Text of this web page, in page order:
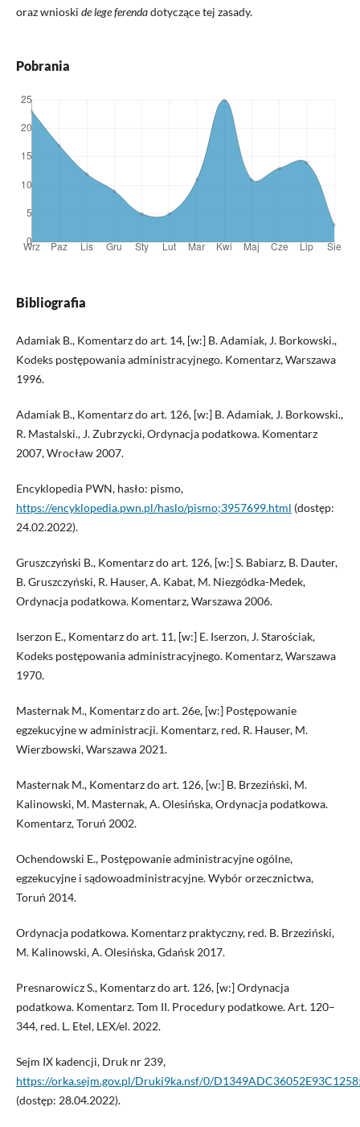
oraz wnioski de lege ferendadotyczące tej zasady.
Pobrania
Bibliografia
Adamiak B., Komentarz do art. 14, [w:] B. Adamiak, J. Borkowski.,
Kodeks postępowania administracyjnego. Komentarz, Warszawa
1996.
Adamiak B., Komentarz do art. 126, [w:] B. Adamiak, J. Borkowski.,
R. Mastalski., J. Zubrzycki, Ordynacja podatkowa. Komentarz
2007, Wrocław 2007.
Encyklopedia PWN, hasło: pismo,
https://encyklopedia.pwn.pl/haslo/pismo;3957699.html (dostęp:
24.02.2022).
Gruszczyński B., Komentarz do art. 126, [w:] S. Babiarz, B. Dauter,
B. Gruszczyński, R. Hauser, A. Kabat, M. Niezgódka-Medek,
Ordynacja podatkowa. Komentarz, Warszawa 2006.
Iserzon E., Komentarz do art. 11, [w:] E. Iserzon, J. Starościak,
Kodeks postępowania administracyjnego. Komentarz, Warszawa
1970.
Masternak M., Komentarz do art. 26e, [w:] Postępowanie
egzekucyjne w administracji. Komentarz, red. R. Hauser, M.
Wierzbowski, Warszawa 2021.
Masternak M., Komentarz do art. 126, [w:] B. Brzeziński, M.
Kalinowski, M. Masternak, A. Olesińska, Ordynacja podatkowa.
Komentarz, Toruń 2002.
Ochendowski E., Postępowanie administracyjne ogólne,
egzekucyjne i sądowoadministracyjne. Wybór orzecznictwa,
Toruń 2014.
Ordynacja podatkowa. Komentarz praktyczny, red. B. Brzeziński,
M. Kalinowski, A. Olesińska, Gdańsk 2017.
Presnarowicz S., Komentarz do art. 126, [w:] Ordynacja
podatkowa. Komentarz. Tom II. Procedury podatkowe. Art. 120–
344, red. L. Etel, LEX/el. 2022.
Sejm IX kadencji, Druk nr 239,
https://orka.sejm.gov.pl/Druki9ka.nsf/0/
(dostęp: 28.04.2022).